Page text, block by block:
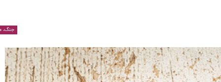
جنگ،